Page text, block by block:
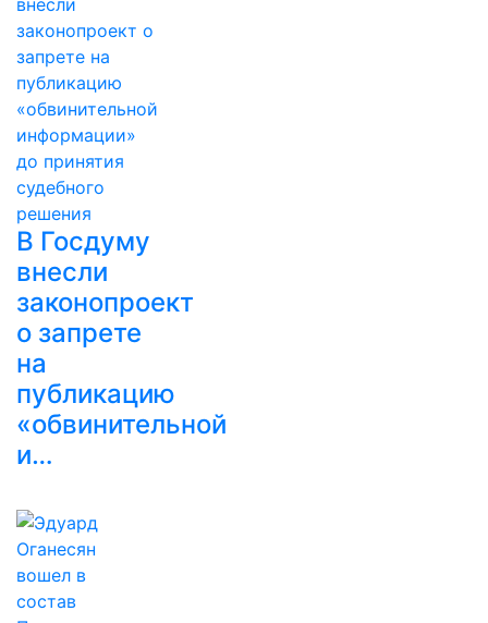
В Госдуму
внесли
законопроект
о запрете
на
публикацию
«обвинительной
и…